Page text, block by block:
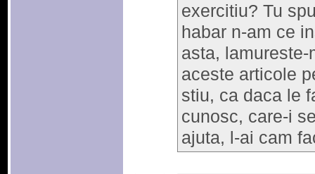
exercitiu? Tu
habar n-am ce
asta,
aceste articole
stiu, ca daca le
cunosc, care-i
ajuta, l-ai cam